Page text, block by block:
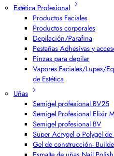
Estética Profesional
Productos Faciales
Productos corporales
Depilación/Parafina
Pestañas Adhesivas y
Pinzas para depilar
Vapores Faciales/Lupas/
de Estética
Uñas
Semigel profesional BV25
Semigel Profesional Elixir
Semigel profesional BV
Super Acrygel o Polygel
Gel de construcción-